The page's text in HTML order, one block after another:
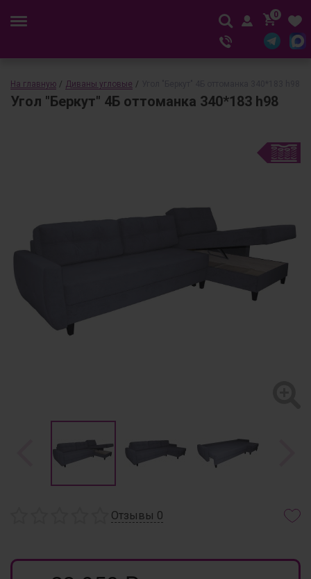
0
На главную / Диваны угловые /
Угол "Беркут" 4Б оттоманка 340*183 h98
Отзывы 0